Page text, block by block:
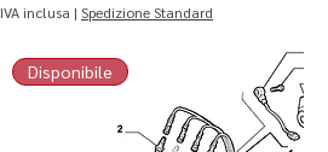
IVA inclusa | Spedizione Standard
Disponibile